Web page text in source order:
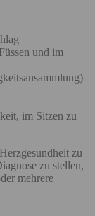
und im
im Sitzen zu
zu
zu stellen,
mehrere